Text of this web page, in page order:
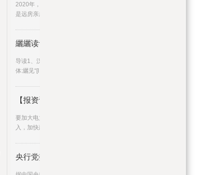
2020年，苏姿丰接受采访时表示，她和黄仁勋
是远房亲戚，但是关系很复杂
纚纚读音（纚）_世界微资讯
导读1、汉语词典[xǐ] 繁体:束发的帛。2、[lí] 繁
体:纚见“[lín l
【报资讯】国资委召开中央企业能
要加大电力项目投资力度，加强科技创新投
入，加快建设新型电力系统，全
央行党委书记、国家外汇局局长潘